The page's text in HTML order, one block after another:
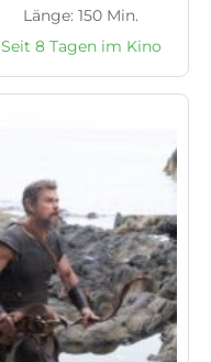
Länge: 150 Min.
Seit 8 Tagen im Kino